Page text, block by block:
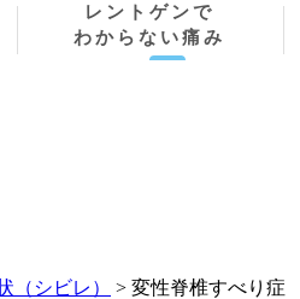
レントゲンで
わからない痛み
（シビレ） > 変性脊椎すべり症